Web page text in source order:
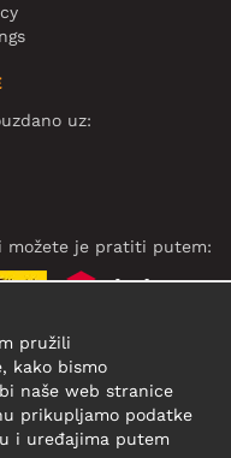
uz:
možete je pratiti putem:
pružili
kako bismo
naše web stranice
prikupljamo podatke
i uređajima putem